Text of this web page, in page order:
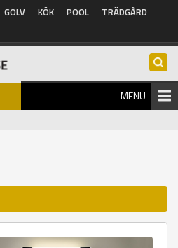
GOLV KÖK POOL
TRÄDGÅRD
MENU